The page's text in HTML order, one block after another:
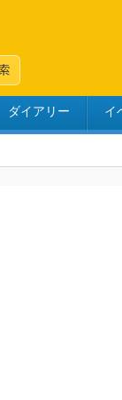
ダイアリー イ